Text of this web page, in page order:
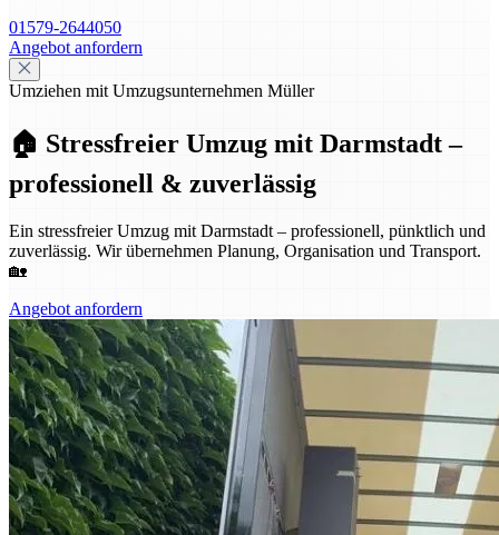
01579-2644050
Angebot anfordern
Umziehen mit Umzugsunternehmen Müller
🏠 Stressfreier Umzug mit Darmstadt –
professionell & zuverlässig
Ein stressfreier Umzug mit Darmstadt – professionell, pünktlich und
zuverlässig. Wir übernehmen Planung, Organisation und Transport.
🏡
Angebot anfordern